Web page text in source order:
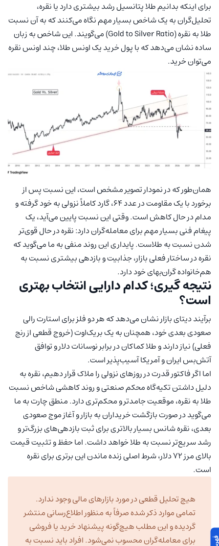
برای اینکه بدانیم طلا پتانسیل رشد بیشتری دارد یا نقره،
تحلیل‌گران به یک شاخص بسیار مهم نگاه می‌کنند که به آن نسبت
طلا به نقره (Gold to Silver Ratio) می‌گویند. این شاخص به زبان
ساده نشان می‌دهد که با پول خرید یک اونس طلا، چند اونس نقره
می‌توان خرید.
همان‌طور که در نمودار تصویر مشخص است، این نسبت پس از
برخورد با یک مقاومت در عدد ۶۴، گارد کاملاً نزولی به خود گرفته و
مدام در حال کاهش است. وقتی این نسبت پایین می‌آید، یک
پیغام فنی بسیار مهم برای معامله‌گران دارد: نقره در حال قوی‌تر
شدن نسبت به طلاست. پایداری این روند منفی به ما می‌گوید که
نقره در ساختار فعلی بازار، جذابیت و بازدهی بیشتری نسبت به
هم‌خانواده گران‌بهای خود دارد.
نتیجه گیری؛ کدام دارایی انتخاب بهتری
است؟
برآیند دیتای بازار نشان می‌دهد که هر دو فلز برای استارت رالی
صعودی بعدی خود، همچنان به یک بریک‌اوت (خروج قطعی از رنج
فعلی) نیاز دارند و طلا کماکان در برابر نوسانات دلار و توافق
آتش‌بس ایران و آمریکا آسیب‌پذیر است.
اما اگر فاکتور قدرت در روزهای نزولی را ملاک قرار دهیم، نقره به
دلیل داشتن تکیه‌گاه محکم صنعتی و روند کاهشی شاخص نسبت
طلا به نقره، موقعیت جامدتر و محکم‌تری دارد. منطق چارت به ما
می‌گوید در صورت بازگشت خریداران به بازار و آغاز موج صعودی
بعدی، نقره شانس بسیار بالاتری برای ثبت بازدهی‌های بزرگ‌تر و
رشد سریع‌تر نسبت به طلا خواهد داشت. اما حفظ و تثبیت قیمت
بالای مرز ۷۲ دلار، شرط اصلی زنده ماندن این برتری برای نقره
است.
هیچ تحلیل قطعی در مورد بازارهای مالی وجود ندارد.
تمامی موارد ذکر شده صرفاً به منظور اطلاع‌رسانی منتشر
گردیده و این مطلب هیچ‌گونه پیشنهاد خرید یا فروشی
برای معامله‌گران محسوب نمی‌شود. افراد باید نسبت به